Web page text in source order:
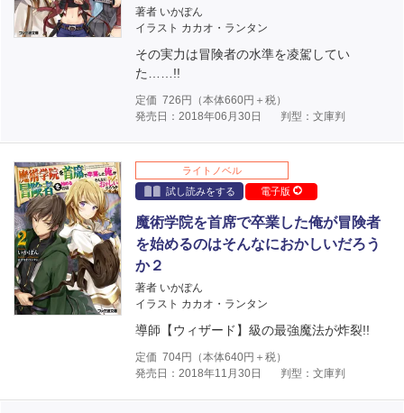
著者 いかぽん
イラスト カカオ・ランタン
その実力は冒険者の水準を凌駕してい
た……!!
定価 726 円（本体660円＋税）
発売日：2018年06月30日
判型：文庫判
ライトノベル
試し読みをする
電子版
魔術学院を首席で卒業した俺が冒険者
を始めるのはそんなにおかしいだろう
か２
著者 いかぽん
イラスト カカオ・ランタン
導師【ウィザード】級の最強魔法が炸裂!!
定価 704円（本体640円＋税）
発売日：2018年11月30日
判型：文庫判